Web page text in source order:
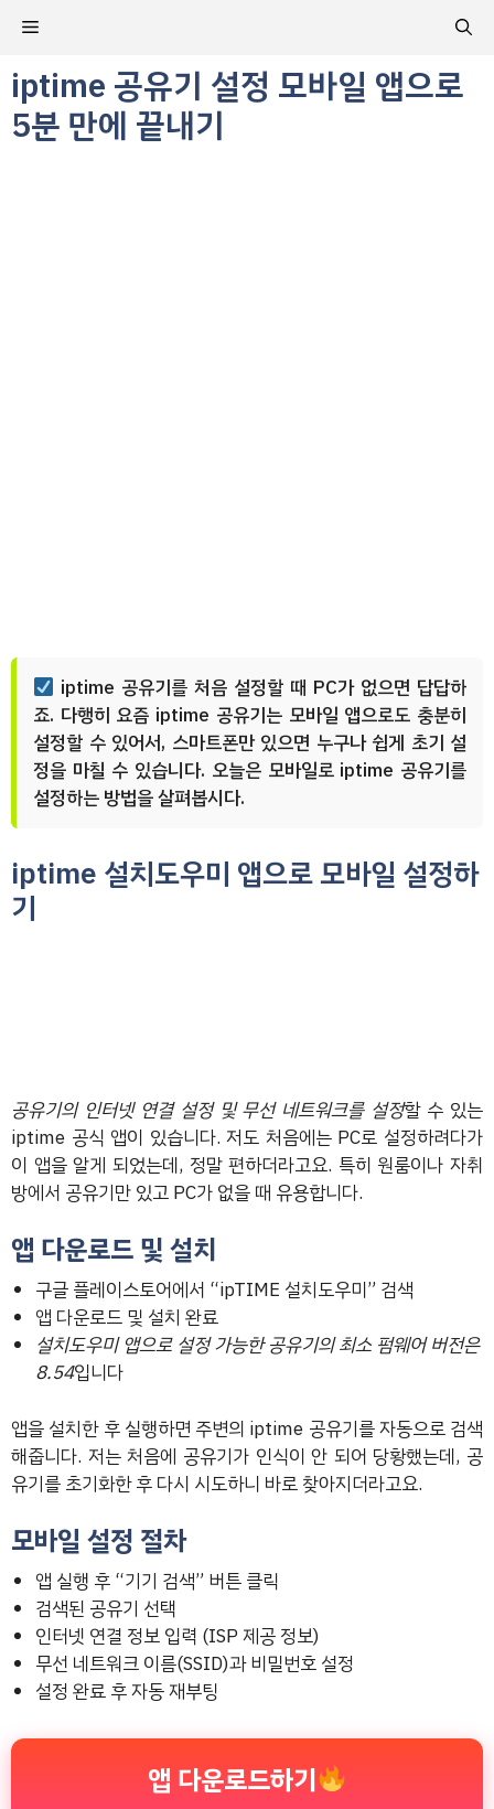
츠
로
건
메
뉴
iptime 공유기 설정 모바일 앱으로
5분 만에 끝내기
iptime 공유기를 처음 설정할 때 PC가 없으면 답답하
죠. 다행히 요즘 iptime 공유기는 모바일 앱으로도 충분히
설정할 수 있어서, 스마트폰만 있으면 누구나 쉽게 초기 설
정을 마칠 수 있습니다. 오늘은 모바일로 iptime 공유기를
설정하는 방법을 살펴봅시다.
iptime 설치도우미 앱으로 모바일 설정하
기
공유기의 인터넷 연결 설정 및 무선 네트워크를 설정할 수 있는
iptime 공식 앱이 있습니다. 저도 처음에는 PC로 설정하려다가
이 앱을 알게 되었는데, 정말 편하더라고요. 특히 원룸이나 자취
방에서 공유기만 있고 PC가 없을 때 유용합니다.
앱 다운로드 및 설치
구글 플레이스토어에서 “ipTIME 설치도우미” 검색
앱 다운로드 및 설치 완료
설치도우미 앱으로 설정 가능한 공유기의 최소 펌웨어 버전은
8.54입니다
앱을 설치한 후 실행하면 주변의 iptime 공유기를 자동으로 검색
해줍니다. 저는 처음에 공유기가 인식이 안 되어 당황했는데, 공
유기를 초기화한 후 다시 시도하니 바로 찾아지더라고요.
모바일 설정 절차
앱 실행 후 “기기 검색” 버튼 클릭
검색된 공유기 선택
인터넷 연결 정보 입력 (ISP 제공 정보)
무선 네트워크 이름(SSID)과 비밀번호 설정
설정 완료 후 자동 재부팅
앱 다운로드하기